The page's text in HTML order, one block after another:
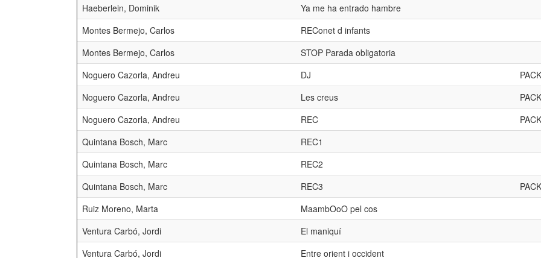
Haeberlein, Dominik
Ya me ha entrado hambre
Montes Bermejo, Carlos
REConet d infants
Montes Bermejo, Carlos
STOP Parada obligatoria
Noguero Cazorla, Andreu
DJ
Noguero Cazorla, Andreu
Les creus
Noguero Cazorla, Andreu
REC
Quintana Bosch, Marc
REC1
Quintana Bosch, Marc
REC2
Quintana Bosch, Marc
REC3
Ruiz Moreno, Marta
MaambOoO pel cos
Ventura Carbó, Jordi
El maniquí
Ventura Carbó, Jordi
Entre orient i occident